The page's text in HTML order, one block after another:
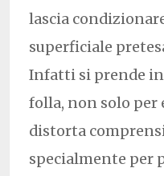
lascia
superficiale
Infatti si prende
folla, non solo
distorta
specialmente per